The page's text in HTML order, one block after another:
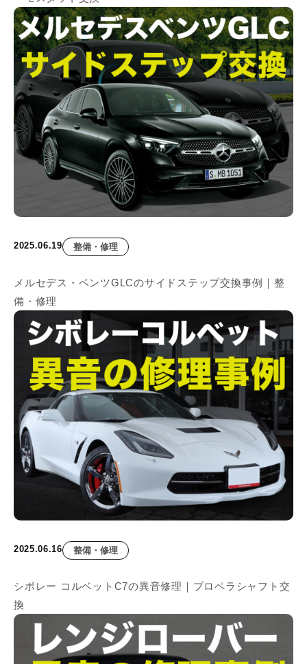
2025.06.19 整備・修理
メルセデス・ベンツGLCのサイドステップ交換事例｜整
備・修理
2025.06.16 整備・修理
シボレー コルベットC7の異音修理｜プロペラシャフト交
換